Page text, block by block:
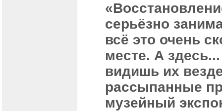
серьёзно
всё это очень
месте. А
видишь их
рассыпанные
музейный